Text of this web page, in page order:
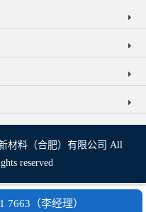
材料（合肥）有限公司 All
reserved
7663（李经理）